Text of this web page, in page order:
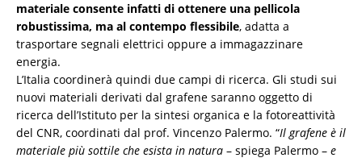
materiale consente infatti di ottenere una pellicola
robustissima, ma al contempo flessibile, adatta a
trasportare segnali elettrici oppure a immagazzinare
energia.
L’Italia coordinerà quindi due campi di ricerca. Gli studi sui
nuovi materiali derivati dal grafene saranno oggetto di
ricerca dell’Istituto per la sintesi organica e la fotoreattività
del CNR, coordinati dal prof. Vincenzo Palermo. “Il grafene è il
materiale più sottile che esista in natura – spiega Palermo – e